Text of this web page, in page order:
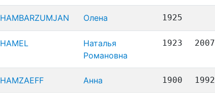
HAMBARZUMJAN Олена 1925
HAMEL
Наталья
Романовна
1923 2007
HAMZAEFF Анна 1900 1992